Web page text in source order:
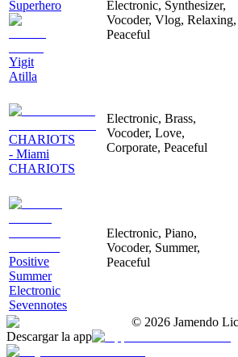
Superhero
Yigit
Atilla
Electronic, Synthesizer,
Vocoder, Vlog, Relaxing,
Peaceful
CHARIOTS
- Miami
CHARIOTS
Electronic, Brass,
Vocoder, Love,
Corporate, Peaceful
Positive
Summer
Electronic
Sevennotes
Electronic, Piano,
Vocoder, Summer,
Peaceful
© 2026 Jamendo
Descargar la app